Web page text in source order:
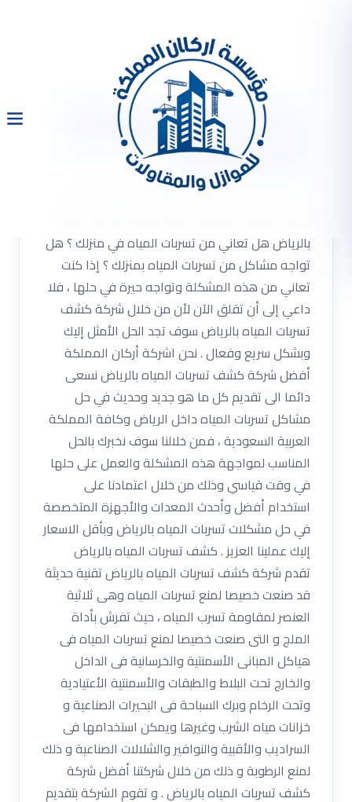
شركة كشف تسربات المياه
بالرياض 0533334179 أفضل
العمال العمالة
بالرياض هل تعاني من تسربات المياه في منزلك ؟ هل
تواجه مشاكل من تسربات المياه بمنزلك ؟ إذا كنت
تعاني من هذه المشكلة وتواجه حيرة في حلها ، فلا
داعي إلى أن تقلق الآن لأن من خلال شركة كشف
تسربات المياه بالرياض سوف تجد الحل الأمثل إليك
وبشكل سريع وفعال . نحن اشركة أركان المملكة
أفضل شركة كشف تسربات المياه بالرياض نسعى
دائما الى تقديم كل ما هو جديد وحديث في حل
مشاكل تسربات المياه داخل الرياض وكافة المملكة
العربية السعودية ، فمن خلالنا سوف نخبرك بالحل
المناسب لمواجهة هذه المشكلة والعمل على حلها
في وقت قياسي وذلك من خلال اعتمادنا على
استخدام أفضل وأحدث المعدات والأجهزة المتخصصة
في حل مشكلات تسربات المياه بالرياض وبأقل الاسعار
إليك عملينا العزيز . كشف تسربات المياه بالرياض
تقدم شركة كشف تسربات المياه بالرياض تقنية حديثة
قد صنعت خصيصا لمنع تسربات المياه وهى ثلاثية
العنصر لمقاومة تسرب المياه ، حيث تفرش بأداة
الملج و التى صنعت خصيصا لمنع تسربات المياه فى
هياكل المبانى الأسمنتية والخرسانية فى الداخل
والخارج تحت البلاط والطبقات والأسمنتية الأعتيادية
وتحت الرخام وبرك السباحة فى البحيرات الصناعية و
خزانات مياه الشرب وغيرها ويمكن استخدامها فى
السراديب والأقبية والنوافير والشلالات الصناعية و ذلك
لمنع الرطوبة و ذلك من خلال شركتنا أفضل شركة
كشف تسربات المياه بالرياض . و تقوم الشركة بتقديم